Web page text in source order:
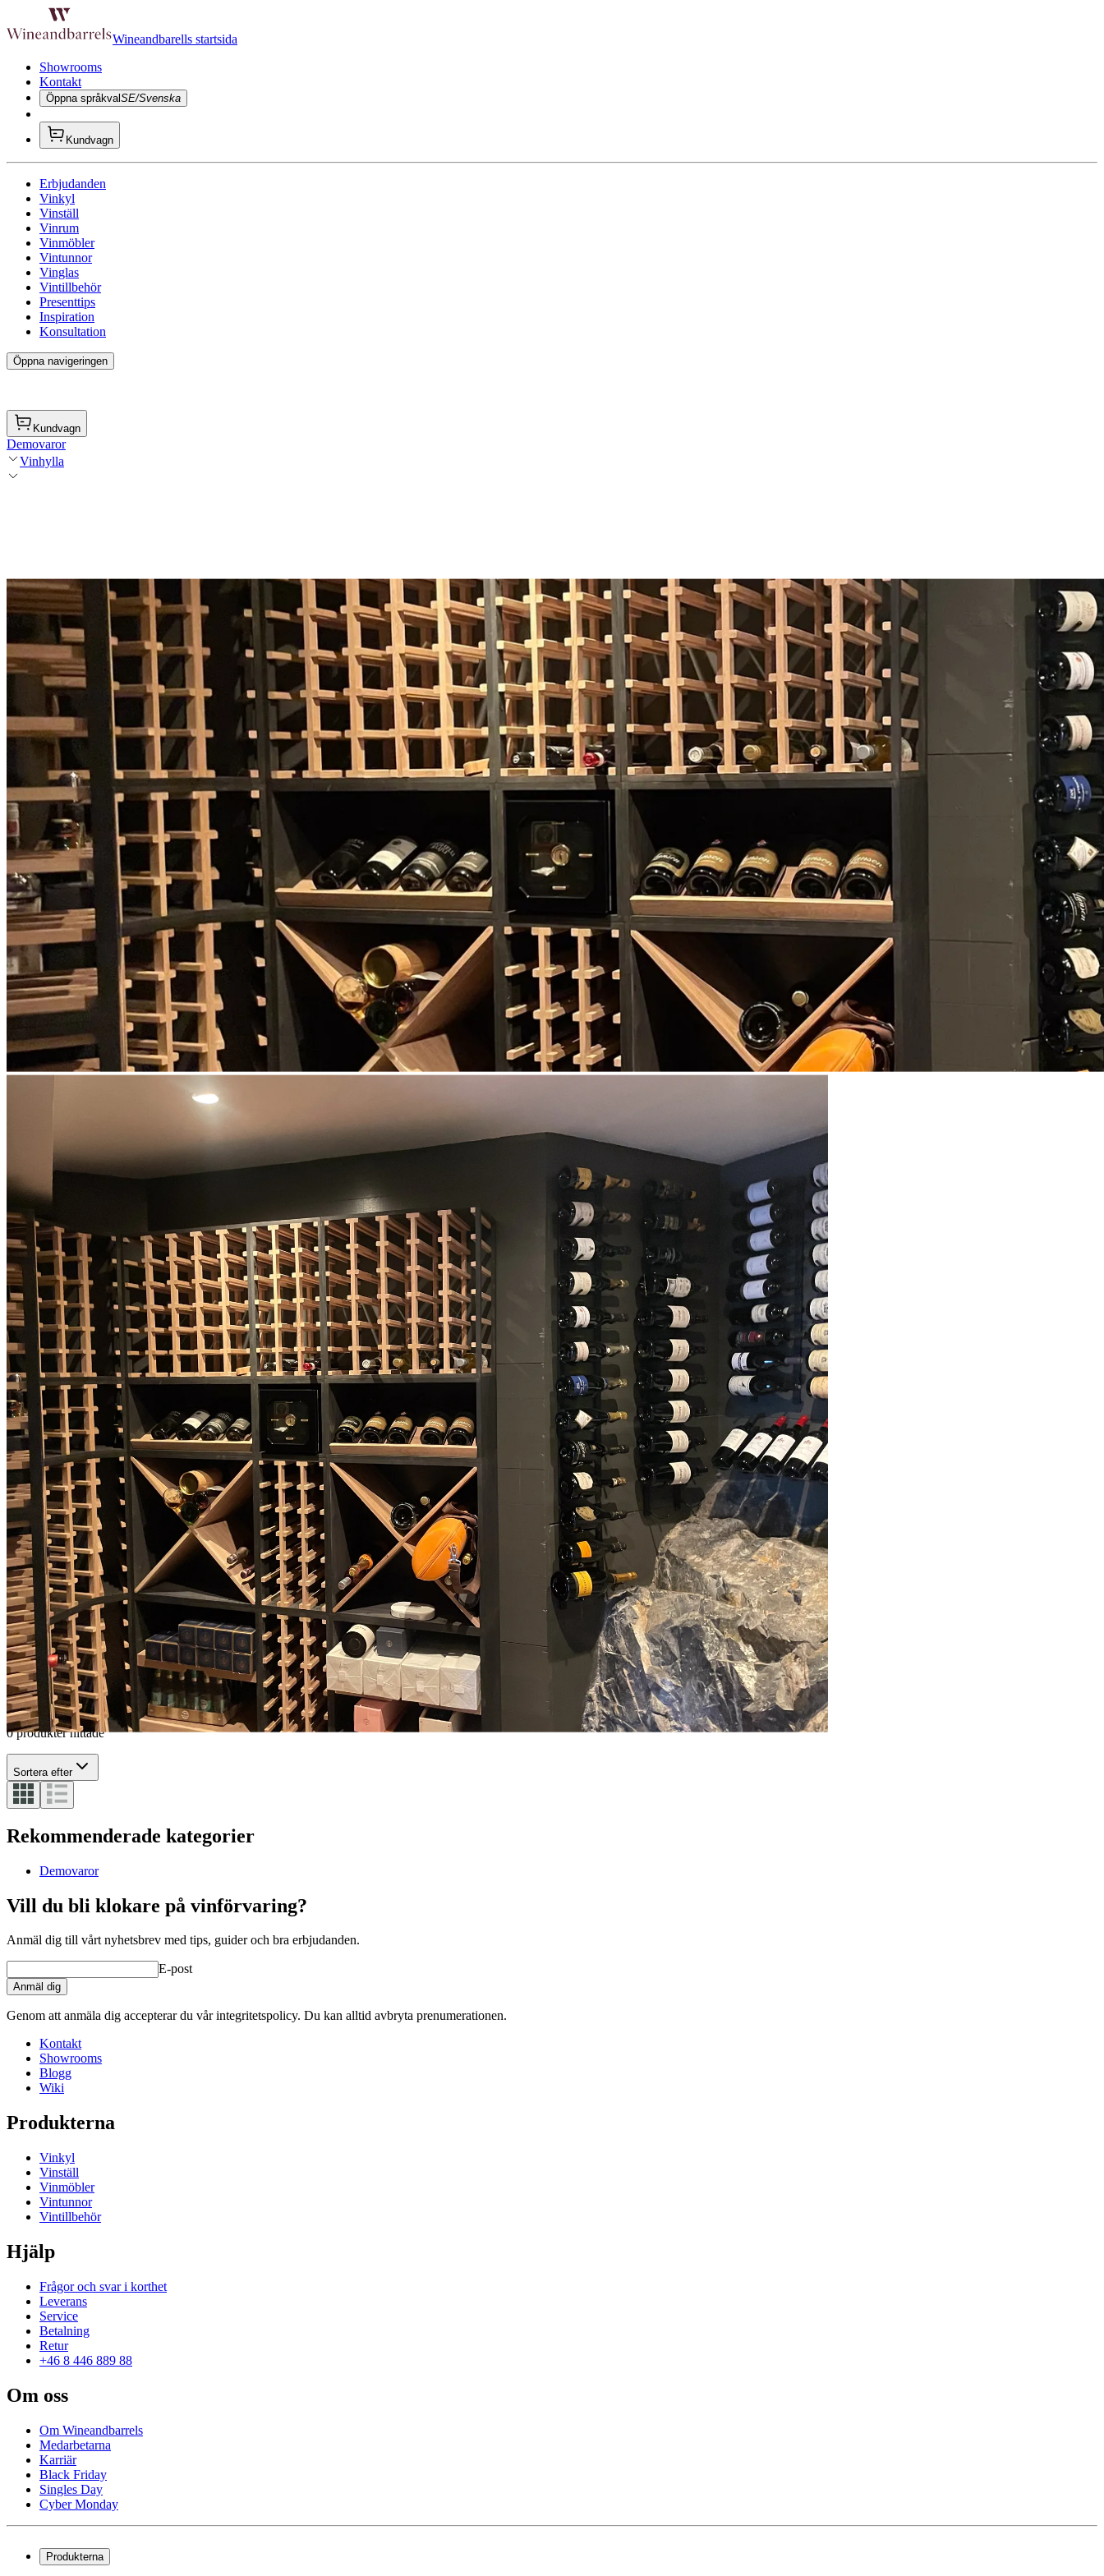
Wineandbarells startsida
Showrooms
Kontakt
Öppna språkvalSE/Svenska
Kundvagn
Erbjudanden
Vinkyl
Vinställ
Vinrum
Vinmöbler
Vintunnor
Vinglas
Vintillbehör
Presenttips
Inspiration
Konsultation
Öppna navigeringen
Kundvagn
Demovaror
Vinhylla
Demo vinhylla
DemovarerDemo vinkylar
0 produkter hittade
Sortera efter
Rekommenderade kategorier
Demovaror
Vill du bli klokare på vinförvaring?
Anmäl dig till vårt nyhetsbrev med tips, guider och bra erbjudanden.
E-post
Anmäl dig
Genom att anmäla dig accepterar du vår integritetspolicy. Du kan alltid avbryta prenumerationen.
Kontakt
Showrooms
Blogg
Wiki
Produkterna
Vinkyl
Vinställ
Vinmöbler
Vintunnor
Vintillbehör
Hjälp
Frågor och svar i korthet
Leverans
Service
Betalning
Retur
+46 8 446 889 88
Om oss
Om Wineandbarrels
Medarbetarna
Karriär
Black Friday
Singles Day
Cyber Monday
Produkterna